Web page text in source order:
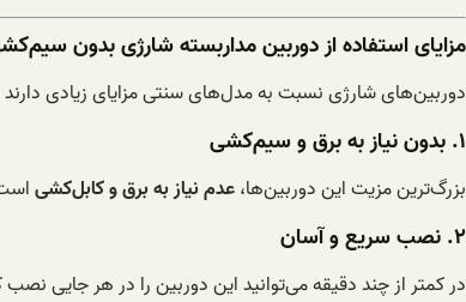
مزایای استفاده از دوربین مداربسته شارژی بدون
دوربین‌های شارژی نسبت به مدل‌های سنتی مزایای زیادی
۱. بدون نیاز به برق و سیم‌کشی
بزرگ‌ترین مزیت این دوربین‌ها،عدم نیاز به برق و کابل‌کشی
۲. نصب سریع و آسان
در کمتر از چند دقیقه می‌توانید این دوربین را در هر جایی